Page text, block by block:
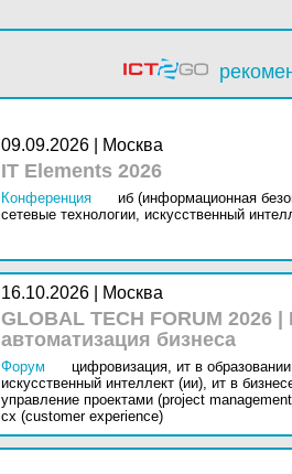
09.09.2026 | Москва
IT Elements 2026
Конференция
иб (информационная
сетевые технологии, искусственный
16.10.2026 | Москва
GLOBAL TECH FORUM
автоматизация бизнеса
Форум цифровизация, ит в
искусственный интеллект (ии), ит в
управление проектами (project
cx (customer experience)